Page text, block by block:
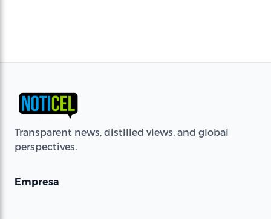
Transparent news, distilled views, and global
perspectives.
Empresa